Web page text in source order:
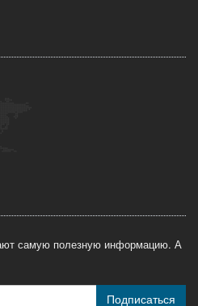
самую полезную информацию. А
Подписаться